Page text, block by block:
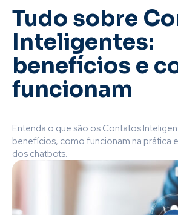
Tudo sobre
Inteligentes:
benefícios e
funcionam
Entenda o que são os Contatos
benefícios, como funcionam na prática
dos chatbots.